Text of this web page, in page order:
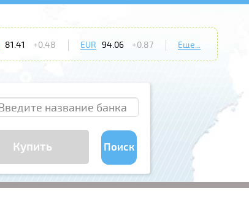
81.41 +0.48 EUR 94.06 +0.87 Еще...
Купить Поиск